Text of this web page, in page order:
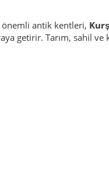
önemli antik kentleri,
getirir. Tarım, sahil